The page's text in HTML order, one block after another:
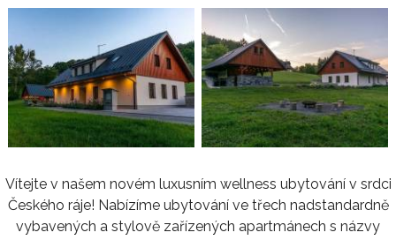
Vítejte v našem novém luxusním wellness ubytování v srdci
Českého ráje! Nabízíme ubytování ve třech nadstandardně
vybavených a stylově zařízených apartmánech s názvy